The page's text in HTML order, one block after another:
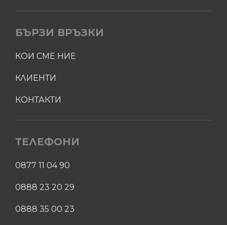
БЪРЗИ ВРЪЗКИ
КОИ СМЕ НИЕ
КЛИЕНТИ
КОНТАКТИ
ТЕЛЕФОНИ
0877 11 04 90
0888 23 20 29
0888 35 00 23